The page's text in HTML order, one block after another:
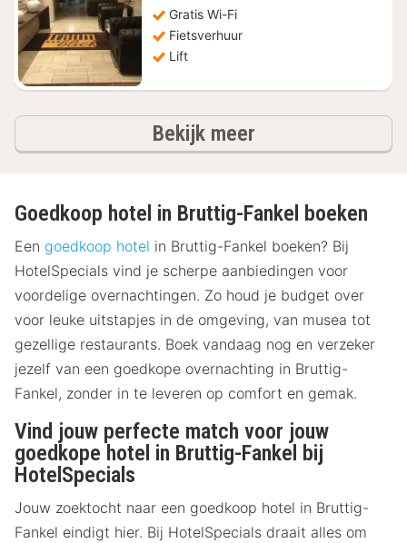
Gratis Wi-Fi
Fietsverhuur
Lift
Bekijk meerhotels
Goedkoop hotel in Bruttig-Fankel boeken
Een goedkoop hotel in Bruttig-Fankel boeken? Bij
HotelSpecials vind je scherpe aanbiedingen voor
voordelige overnachtingen. Zo houd je budget over
voor leuke uitstapjes in de omgeving, van musea tot
gezellige restaurants. Boek vandaag nog en verzeker
jezelf van een goedkope overnachting in Bruttig-
Fankel, zonder in te leveren op comfort en gemak.
Vind jouw perfecte match voor jouw
goedkope hotel in Bruttig-Fankel bij
HotelSpecials
Jouw zoektocht naar een goedkoop hotel in Bruttig-
Fankel eindigt hier. Bij HotelSpecials draait alles om